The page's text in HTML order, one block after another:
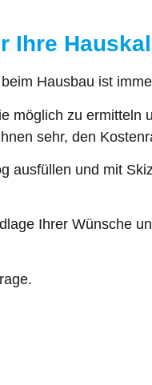
Ihre
Hausbau ist
möglich zu
sehr, den
ausfüllen und mit
Ihrer Wünsche